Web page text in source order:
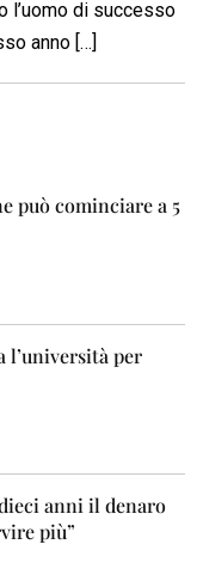
l’uomo di successo
anno […]
può cominciare a 5
l’università per
anni il denaro
più”